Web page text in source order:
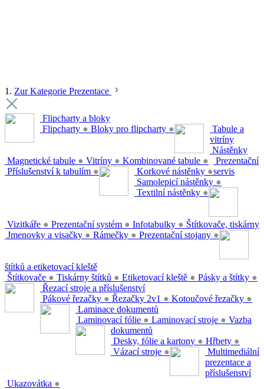
1. Zur Kategorie Prezentace
Flipcharty a bloky
Flipcharty ● Bloky pro flipcharty ●
Tabule a
vitríny
Magnetické tabule ● Vitríny ● Kombinované tabule ●
Příslušenství k tabulím ●
Nástěnky
Korkové nástěnky ●
Samolepicí nástěnky ●
Textilní nástěnky ●
Prezentační
servis
Vizitkáře ● Prezentační systém ● Infotabulky ●
Jmenovky a visačky ● Rámečky ● Prezentační stojany ●
Štítkovače, tiskárny
štítků a etiketovací kleště
Štítkovače ● Tiskárny štítků ● Etiketovací kleště ● Pásky a štítky ●
Řezací stroje a příslušenství
Pákové řezačky ● Řezačky 2v1 ● Kotoučové řezačky ●
Laminace dokumentů
Laminovací fólie ● Laminovací stroje ● Vazba
dokumentů
Desky, fólie a kartony ● Hřbety ●
Vázací stroje ●
Multimediální
prezentace a
příslušenství
Ukazovátka ●